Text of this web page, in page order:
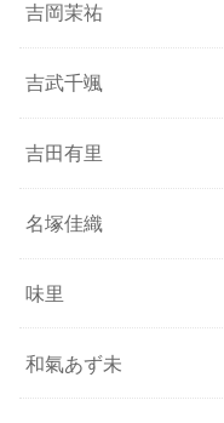
吉岡茉祐
吉武千颯
吉田有里
名塚佳織
味里
和氣あず未